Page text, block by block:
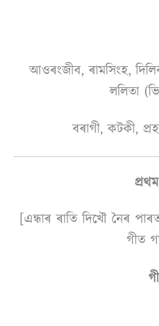
আওৰংজীব, ৰামসিংহ,
ললিতা
বৰাগী, কটকী,
[এন্ধাৰ ৰাতি দিখৌ নৈৰ
গীত